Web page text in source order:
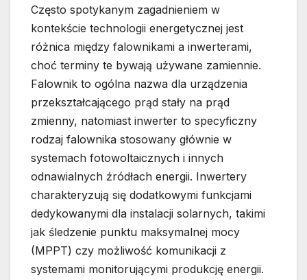
Często spotykanym zagadnieniem w
kontekście technologii energetycznej jest
różnica między falownikami a inwerterami,
choć terminy te bywają używane zamiennie.
Falownik to ogólna nazwa dla urządzenia
przekształcającego prąd stały na prąd
zmienny, natomiast inwerter to specyficzny
rodzaj falownika stosowany głównie w
systemach fotowoltaicznych i innych
odnawialnych źródłach energii. Inwertery
charakteryzują się dodatkowymi funkcjami
dedykowanymi dla instalacji solarnych, takimi
jak śledzenie punktu maksymalnej mocy
(MPPT) czy możliwość komunikacji z
systemami monitorującymi produkcję energii.